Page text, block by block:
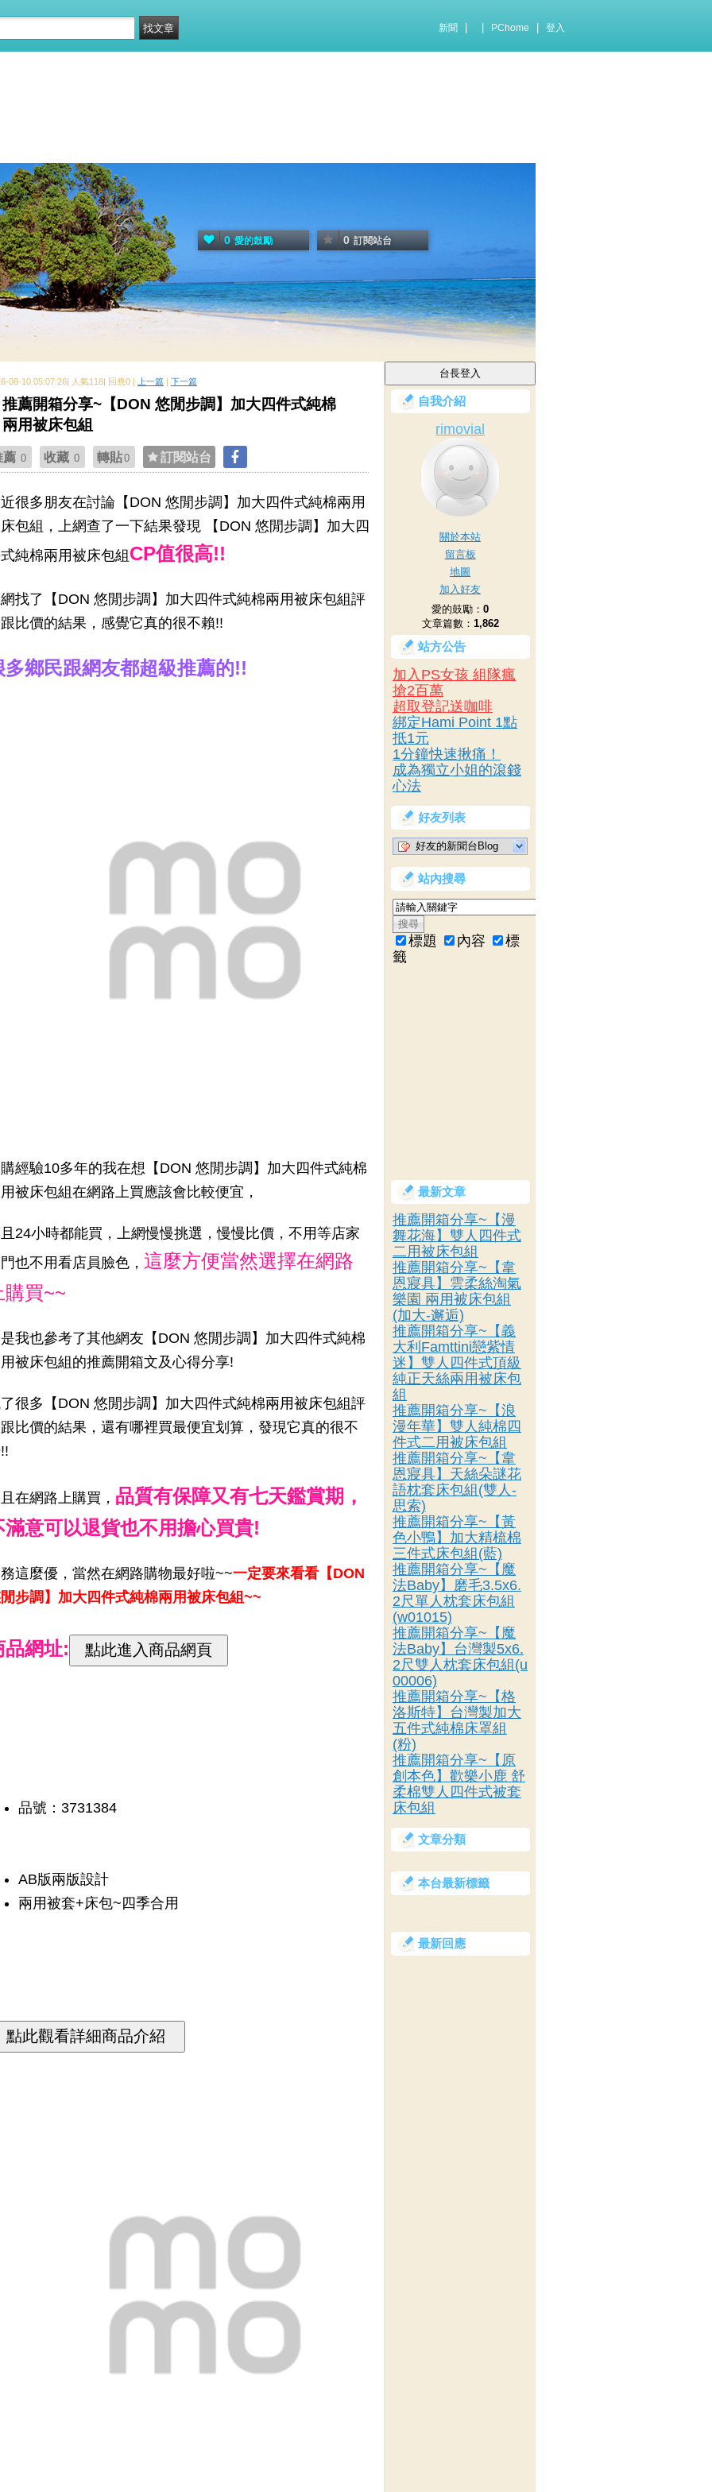
新聞 PChome 登入
0 愛的鼓勵 0 訂閱站台
08-10 05:07:26| 人氣118| 回應0 | 上一篇 | 下一篇
推薦開箱分享~【DON 悠閒步調】加大四件式純棉
兩用被床包組
薦 0 收藏 0 轉貼0 訂閱站台
很多朋友在討論【DON 悠閒步調】加大四件式純棉兩用
包組，上網查了一下結果發現 【DON 悠閒步調】加大四
純棉兩用被床包組 CP值很高!!
找了【DON 悠閒步調】加大四件式純棉兩用被床包組評
比價的結果，感覺它真的很不賴!!
多鄉民跟網友都超級推薦的!!
經驗10多年的我在想【DON 悠閒步調】加大四件式純棉
被床包組在網路上買應該會比較便宜，
24小時都能買，上網慢慢挑選，慢慢比價，不用等店家
也不用看店員臉色， 這麼方便當然選擇在網路
購買~~
我也參考了其他網友【DON 悠閒步調】加大四件式純棉
被床包組的推薦開箱文及心得分享!
很多【DON 悠閒步調】加大四件式純棉兩用被床包組評
比價的結果，還有哪裡買最便宜划算，發現它真的很不
在網路上購買， 品質有保障又有七天鑑賞期，
滿意可以退貨也不用擔心買貴!
這麼優，當然在網路購物最好啦~~一定要來看看【DON
步調】加大四件式純棉兩用被床包組~~
品網址:
品號：3731384
AB版兩版設計
兩用被套+床包~四季合用
自我介紹
rimovial
關於本站
留言板
地圖
加入好友
愛的鼓勵： 0
文章篇數： 1,862
站方公告
加入PS女孩 組隊瘋
搶2百萬
超取登記送咖啡
綁定Hami Point 1點
抵1元
1分鐘快速揪痛！
成為獨立小姐的滾錢
心法
好友列表
好友的新聞台Blog
站內搜尋
標題 內容
標
籤
最新文章
推薦開箱分享~【漫
舞花海】雙人四件式
二用被床包組
推薦開箱分享~【韋
恩寢具】雲柔絲淘氣
樂園 兩用被床包組
(加大-邂逅)
推薦開箱分享~【義
大利Famttini戀紫情
迷】雙人四件式頂級
純正天絲兩用被床包
組
推薦開箱分享~【浪
漫年華】雙人純棉四
件式二用被床包組
推薦開箱分享~【韋
恩寢具】天絲朵謎花
語枕套床包組(雙人-
思索)
推薦開箱分享~【黃
色小鴨】加大精梳棉
三件式床包組(藍)
推薦開箱分享~【魔
法Baby】磨毛3.5x6.
2尺單人枕套床包組
(w01015)
推薦開箱分享~【魔
法Baby】台灣製5x6.
2尺雙人枕套床包組(u
00006)
推薦開箱分享~【格
洛斯特】台灣製加大
五件式純棉床罩組
(粉)
推薦開箱分享~【原
創本色】歡樂小鹿 舒
柔棉雙人四件式被套
床包組
文章分類
本台最新標籤
最新回應